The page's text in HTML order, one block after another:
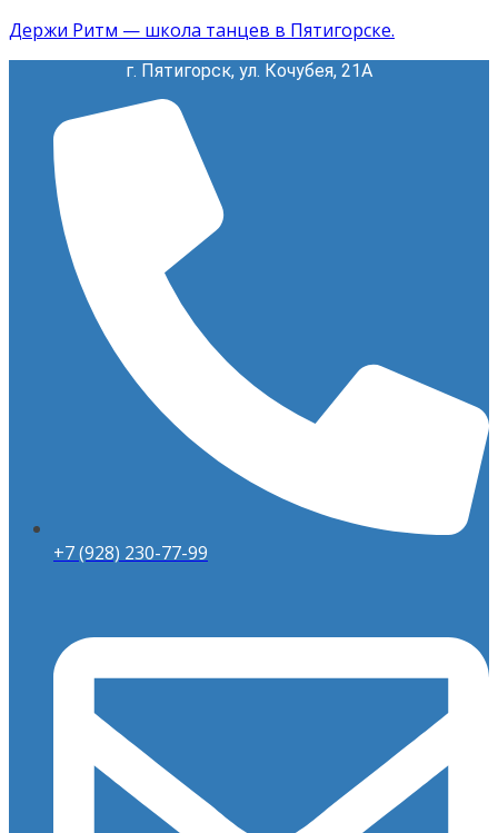
Держи Ритм — школа танцев в Пятигорске.
г. Пятигорск, ул. Кочубея, 21А
+7 (928) 230-77-99